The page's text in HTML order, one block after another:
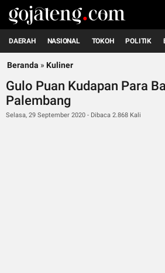
DAERAH NASIONAL TOKOH POLITIK
Beranda » Kuliner
Gulo Puan Kudapan Para
Palembang
Selasa, 29 September 2020 - Dibaca 2.868 Kali